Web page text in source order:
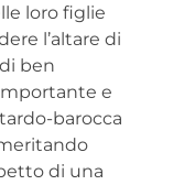
loro figlie
l’altare di
ben
e
barocca
di una